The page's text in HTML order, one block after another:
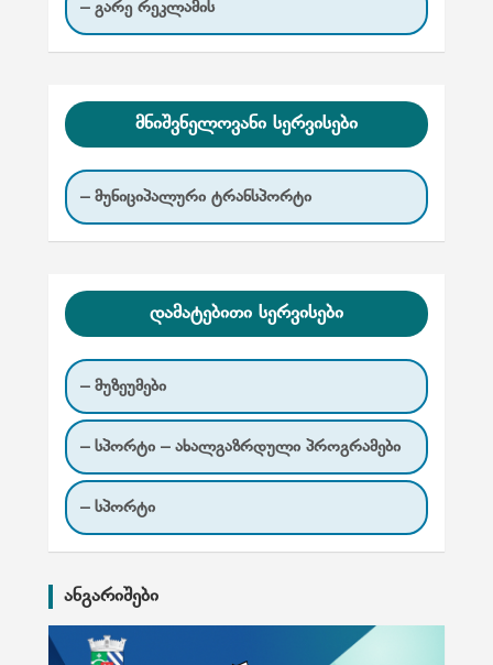
ლ
ა
– გარე რეკლამის
მნიშვნელოვანი სერვისები
– მუნიციპალური ტრანსპორტი
დამატებითი სერვისები
– მუზეუმები
– სპორტი – ახალგაზრდული პროგრამები
– სპორტი
ანგარიშები